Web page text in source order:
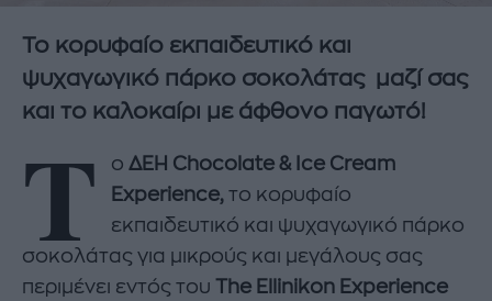
Το κορυφαίο εκπαιδευτικό και
ψυχαγωγικό πάρκο σοκολάτας μαζί σας
και το καλοκαίρι με άφθονο παγωτό!
Τ ο ΔΕΗ Chocolate & Ice Cream
Experience,το κορυφαίο
εκπαιδευτικό και ψυχαγωγικό πάρκο
σοκολάτας για μικρούς και μεγάλους σας
περιμένει εντός του The Ellinikon Experience